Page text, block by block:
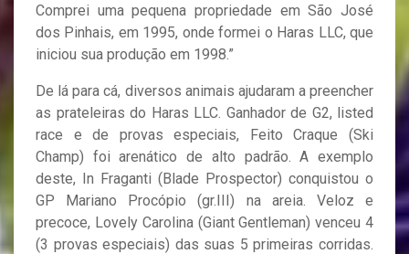
Comprei uma pequena propriedade em São José
dos Pinhais, em 1995, onde formei o Haras LLC, que
iniciou sua produção em 1998.”
De lá para cá, diversos animais ajudaram a preencher
as prateleiras do Haras LLC. Ganhador de G2, listed
race e de provas especiais, Feito Craque (Ski
Champ) foi arenático de alto padrão. A exemplo
deste, In Fraganti (Blade Prospector) conquistou o
GP Mariano Procópio (gr.III) na areia. Veloz e
precoce, Lovely Carolina (Giant Gentleman) venceu 4
(3 provas especiais) das suas 5 primeiras corridas.